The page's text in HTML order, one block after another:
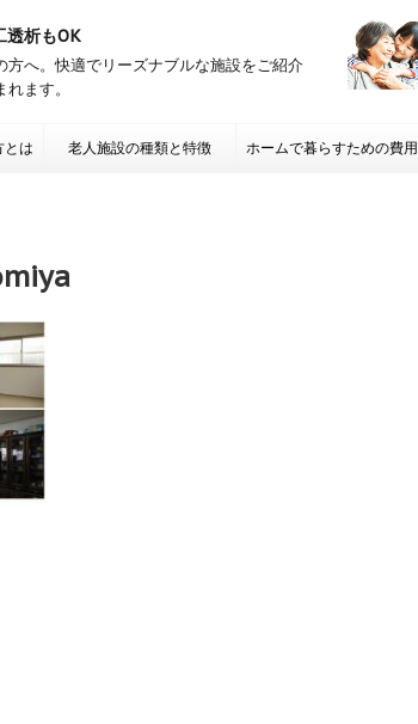
透析もOK
へ。快適でリーズナブルな施設をご紹介
ます。
とは 老人施設の種類と特徴 ホームで暮らすための費用